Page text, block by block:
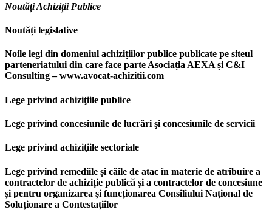
Noutăți Achiziții Publice
Noutăți legislative
Noile legi din domeniul achizițiilor publice publicate pe siteul
parteneriatului din care face parte Asociația AEXA și C&I
Consulting – www.avocat-achizitii.com
Lege privind achiziţiile publice
Lege privind concesiunile de lucrări şi concesiunile de servicii
Lege privind achiziţiile sectoriale
Lege privind remediile și căile de atac în materie de atribuire a
contractelor de achiziție publică și a contractelor de concesiune
și pentru organizarea și funcționarea Consiliului Național de
Soluționare a Contestațiilor